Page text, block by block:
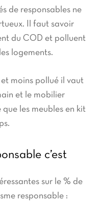
de responsables ne
Il faut savoir
du COD et polluent
logements.
moins pollué il vaut
et le mobilier
les meubles en kit
c’est
sur le % de
responsable :